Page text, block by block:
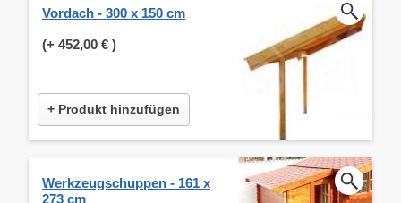
Vordach - 300 x 150 cm
(+ 452,00 € )
+ Produkt hinzufügen
Werkzeugschuppen - 161 x
273 cm